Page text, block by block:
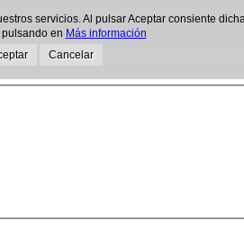
servicios. Al pulsar Aceptar consiente
en Más información
Cancelar